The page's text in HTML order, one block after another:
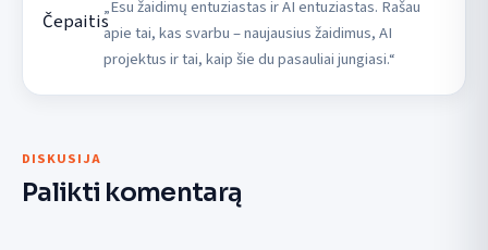
„Esu žaidimų entuziastas ir AI entuziastas. Rašau
apie tai, kas svarbu – naujausius žaidimus, AI
projektus ir tai, kaip šie du pasauliai jungiasi.“
DISKUSIJA
Palikti komentarą